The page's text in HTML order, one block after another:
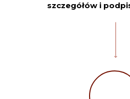
szczegółów i